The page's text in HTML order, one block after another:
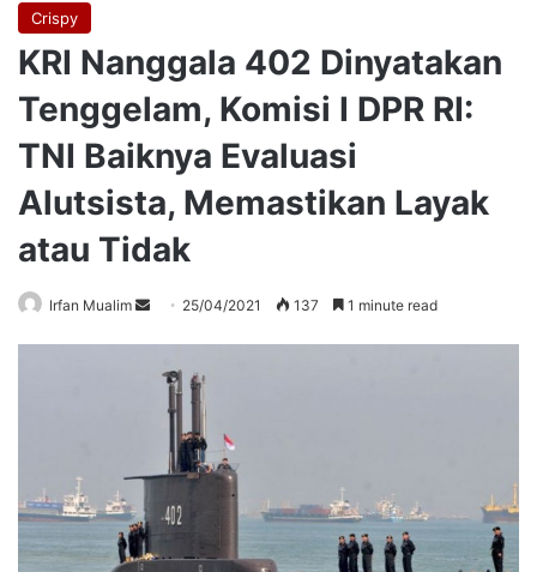
Crispy
KRI Nanggala 402 Dinyatakan
Tenggelam, Komisi I DPR RI:
TNI Baiknya Evaluasi
Alutsista, Memastikan Layak
atau Tidak
Irfan Mualim
Send 25/04/2021 137 1 minute read